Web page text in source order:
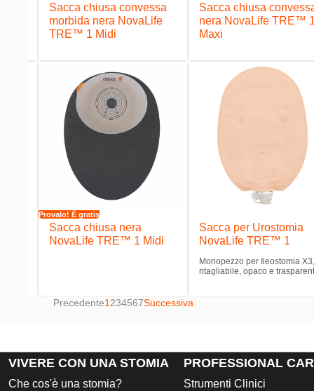
Sacca chiusa convessa
morbida nera NovaLife
TRE™ 1 Midi
Sacca chiusa
nera NovaLife TRE™
Maxi
Provalo! È gratis
Sacca chiusa nera
NovaLife TRE™ 1 Midi
Sacca per Urostomia
NovaLife TRE™ 1
Monopezzo per Ileostomia X3,
ritagliabile, opaco e
Precedente1 234567Successiva
VIVERE CON UNA STOMIA
Che cos'è una stomia?
PROFESSIONAL
Strumenti Clinici